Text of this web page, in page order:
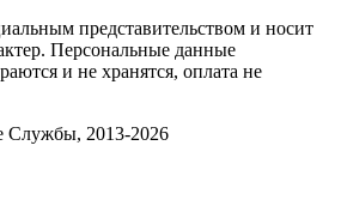
представительством и носит
Персональные данные
и не хранятся, оплата не
2013-2026